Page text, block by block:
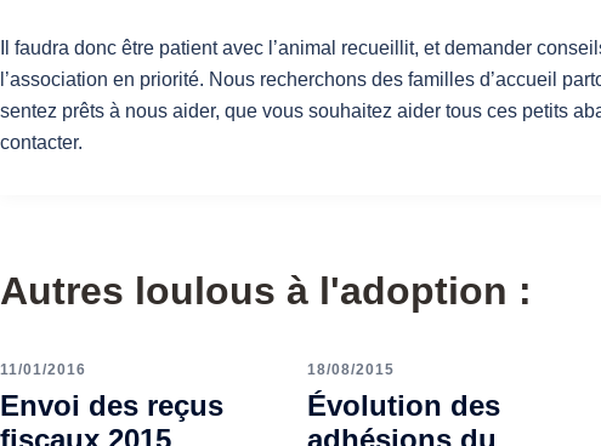
Il faudra donc être patient avec l’animal recueillit, et demander
l’association en priorité. Nous recherchons des familles d’accueil
sentez prêts à nous aider, que vous souhaitez aider tous ces petits
contacter.
Autres loulous à l'adoption :
11/01/2016
Envoi des reçus
fiscaux 2015
18/08/2015
Évolution des
adhésions du